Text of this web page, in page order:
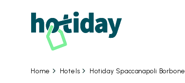
Home Hotels Hotiday Spaccanapoli Borbone